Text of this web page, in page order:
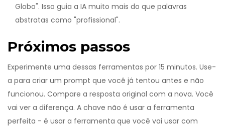
Globo". Isso guia a IA muito mais do que palavras
abstratas como "profissional".
Próximos passos
Experimente uma dessas ferramentas por 15 minutos. Use-
a para criar um prompt que você já tentou antes e não
funcionou. Compare a resposta original com a nova. Você
vai ver a diferença. A chave não é usar a ferramenta
perfeita - é usar a ferramenta que você vai usar com